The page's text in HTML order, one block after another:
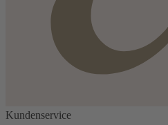
Kundenservice